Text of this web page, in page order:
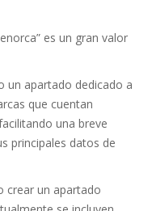
es un gran valor
un apartado dedicado a
que cuentan
una breve
principales datos de
crear un apartado